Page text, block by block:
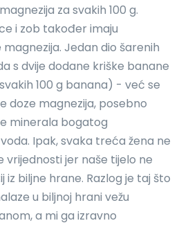
za svakih 100 g.
i zob također imaju
Jedan dio šarenih
s dvije dodane kriške banane
100 g banana) - već se
doze magnezija, posebno
minerala bogatog
Ipak, svaka treća žena ne
jer naše tijelo ne
iz biljne hrane. Razlog je taj što
u biljnoj hrani vežu
a mi ga izravno